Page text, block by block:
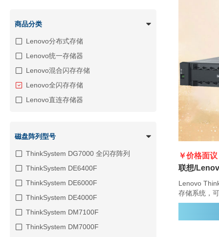
商品分类
Lenovo分布式存储
Lenovo统一存储器
Lenovo混合闪存存储
Lenovo全闪存存储
Lenovo直连存储器
磁盘阵列型号
ThinkSystem DG7000 全闪存阵列
ThinkSystem DE6400F
ThinkSystem DE6000F
ThinkSystem DE4000F
ThinkSystem DM7100F
ThinkSystem DM7000F
￥价格面议
Lenovo
存储系统，
供性能、简
存储管理功